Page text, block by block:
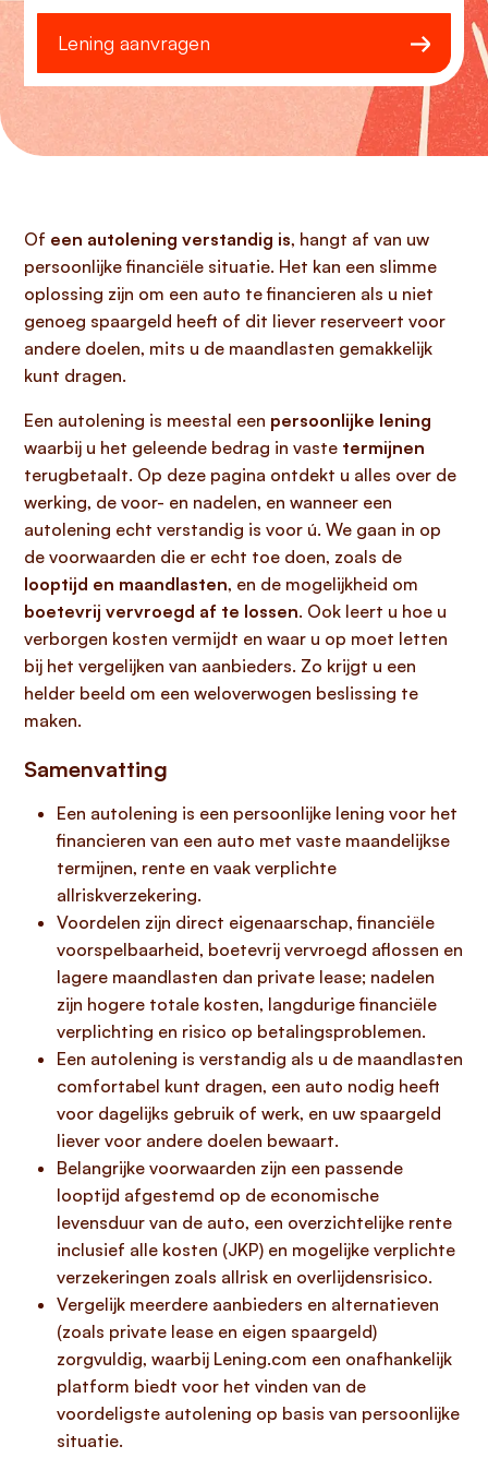
Lening aanvragen
Of een autolening verstandig is, hangt af van uw
persoonlijke financiële situatie. Het kan een slimme
oplossing zijn om een auto te financieren als u niet
genoeg spaargeld heeft of dit liever reserveert voor
andere doelen, mits u de maandlasten gemakkelijk
kunt dragen.
Een autolening is meestal een persoonlijke lening
waarbij u het geleende bedrag in vaste termijnen
terugbetaalt. Op deze pagina ontdekt u alles over de
werking, de voor- en nadelen, en wanneer een
autolening echt verstandig is voor ú. We gaan in op
de voorwaarden die er echt toe doen, zoals de
looptijd en maandlasten, en de mogelijkheid om
boetevrij vervroegd af te lossen. Ook leert u hoe u
verborgen kosten vermijdt en waar u op moet letten
bij het vergelijken van aanbieders. Zo krijgt u een
helder beeld om een weloverwogen beslissing te
maken.
Samenvatting
Een autolening is een persoonlijke lening voor het
financieren van een auto met vaste maandelijkse
termijnen, rente en vaak verplichte
allriskverzekering.
Voordelen zijn direct eigenaarschap, financiële
voorspelbaarheid, boetevrij vervroegd aflossen en
lagere maandlasten dan private lease; nadelen
zijn hogere totale kosten, langdurige financiële
verplichting en risico op betalingsproblemen.
Een autolening is verstandig als u de maandlasten
comfortabel kunt dragen, een auto nodig heeft
voor dagelijks gebruik of werk, en uw spaargeld
liever voor andere doelen bewaart.
Belangrijke voorwaarden zijn een passende
looptijd afgestemd op de economische
levensduur van de auto, een overzichtelijke rente
inclusief alle kosten (JKP) en mogelijke verplichte
verzekeringen zoals allrisk en overlijdensrisico.
Vergelijk meerdere aanbieders en alternatieven
(zoals private lease en eigen spaargeld)
zorgvuldig, waarbij Lening.com een onafhankelijk
platform biedt voor het vinden van de
voordeligste autolening op basis van persoonlijke
situatie.